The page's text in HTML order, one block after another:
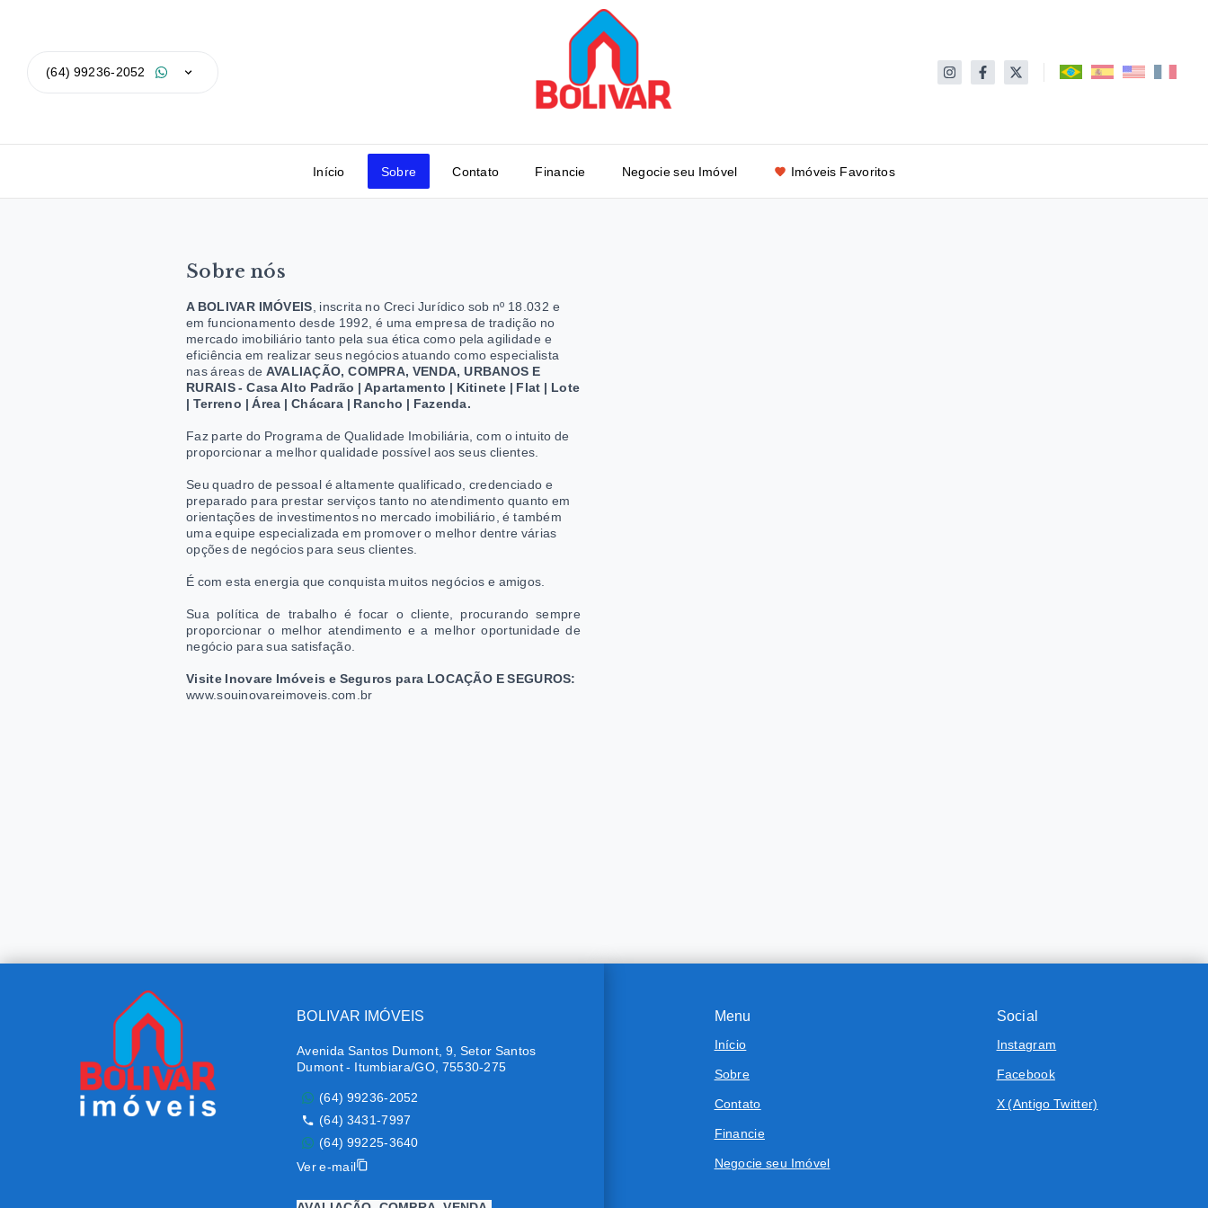
(64) 99236-2052
Início Sobre Contato Financie Negocie seu Imóvel Imóveis Favoritos
Sobre nós
A BOLIVAR IMÓVEIS , inscrita no Creci Jurídico sob nº 18.032 e
em funcionamento desde 1992, é uma empresa de tradição no
mercado imobiliário tanto pela sua ética como pela agilidade e
eficiência em realizar seus negócios atuando como especialista
nas áreas de AVALIAÇÃO, COMPRA, VENDA, URBANOS E
RURAIS - Casa Alto Padrão | Apartamento | Kitinete | Flat | Lote
| Terreno | Área | Chácara | Rancho | Fazenda.
Faz parte do Programa de Qualidade Imobiliária, com o intuito de
proporcionar a melhor qualidade possível aos seus clientes.
Seu quadro de pessoal é altamente qualificado, credenciado e
preparado para prestar serviços tanto no atendimento quanto em
orientações de investimentos no mercado imobiliário, é também
uma equipe especializada em promover o melhor dentre várias
opções de negócios para seus clientes.
É com esta energia que conquista muitos negócios e amigos.
Sua política de trabalho é focar o cliente, procurando sempre
proporcionar o melhor atendimento e a melhor oportunidade de
negócio para sua satisfação.
Visite Inovare Imóveis e Seguros para LOCAÇÃO E SEGUROS:
www.souinovareimoveis.com.br
Menu
Início
Sobre
Contato
Financie
Negocie seu Imóvel
Social
Instagram
Facebook
X (Antigo Twitter)
BOLIVAR IMÓVEIS
Avenida Santos Dumont, 9, Setor Santos
Dumont - Itumbiara/GO, 75530-275
(64) 99236-2052
(64) 3431-7997
(64) 99225-3640
Ver e-mail